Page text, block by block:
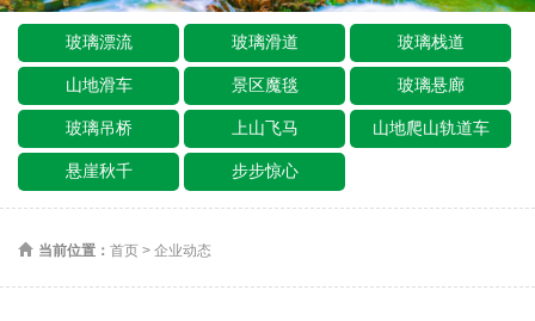
玻璃漂流 玻璃滑道 玻璃栈道
山地滑车 景区魔毯 玻璃悬廊
玻璃吊桥 上山飞马 山地爬山轨道车
悬崖秋千 步步惊心
当前位置： 首页 > 企业动态